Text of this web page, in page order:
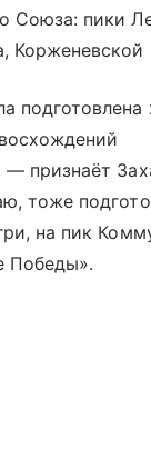
Союза: пики
— признаёт
тоже
на пик
Победы».